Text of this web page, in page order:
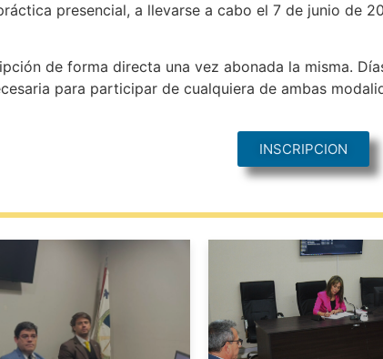
presencial, a llevarse a cabo el 7 de junio de
de forma directa una vez abonada la misma.
para participar de cualquiera de ambas
INSCRIPCION